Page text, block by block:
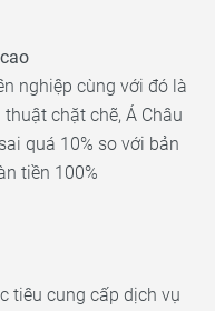
nghiệp cùng với đó là
chặt chẽ, Á Châu
quá 10% so với bản
tiền 100%
tiêu cung cấp dịch vụ